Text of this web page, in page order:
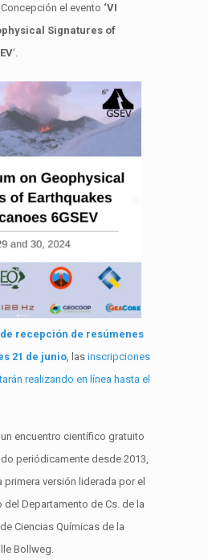
el evento ‘VI
Signatures of
‘.
recepción de resúmenes
21 de junio, las inscripciones
realizando en línea hasta el
encuentro científico gratuito
periódicamente desde 2013,
versión liderada por el
Departamento de Cs. de la
Ciencias Químicas de la
Bollweg.